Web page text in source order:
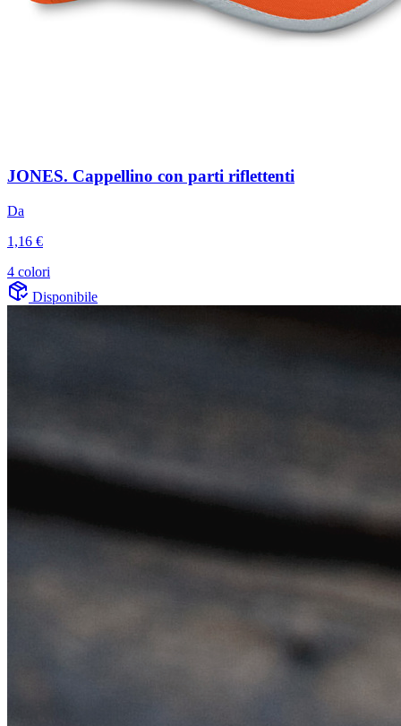
JONES. Cappellino con parti riflettenti
Da
1,16 €
4 colori
Disponibile